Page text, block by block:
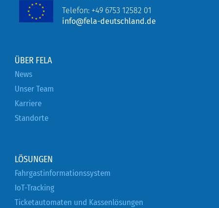
Telefon: +49 6753 12582 01
info@fela-deutschland.de
ÜBER FELA
News
Unser Team
Karriere
Standorte
LÖSUNGEN
Fahrgastinformationssystem
IoT-Tracking
Ticketautomaten und Kassenlösungen